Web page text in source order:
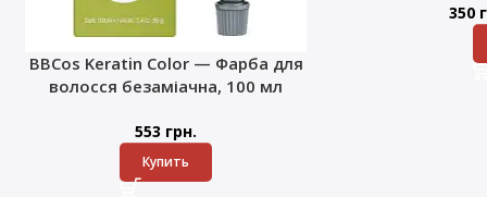
BBCos Keratin Color — Фарба для
волосся безаміачна, 100 мл
553 грн.
Купить
350